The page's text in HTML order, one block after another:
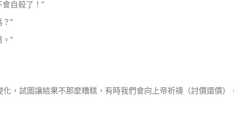
自殺了！”
”
”
，試圖讓結果不那麼糟糕，有時我們會向上帝祈禱（討價還價）